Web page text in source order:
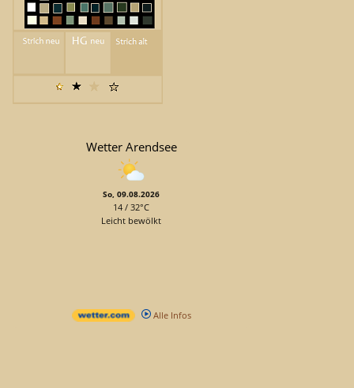
Wetter Arendsee
So, 09.08.2026
14 / 32°C
Leicht bewölkt
Alle Infos